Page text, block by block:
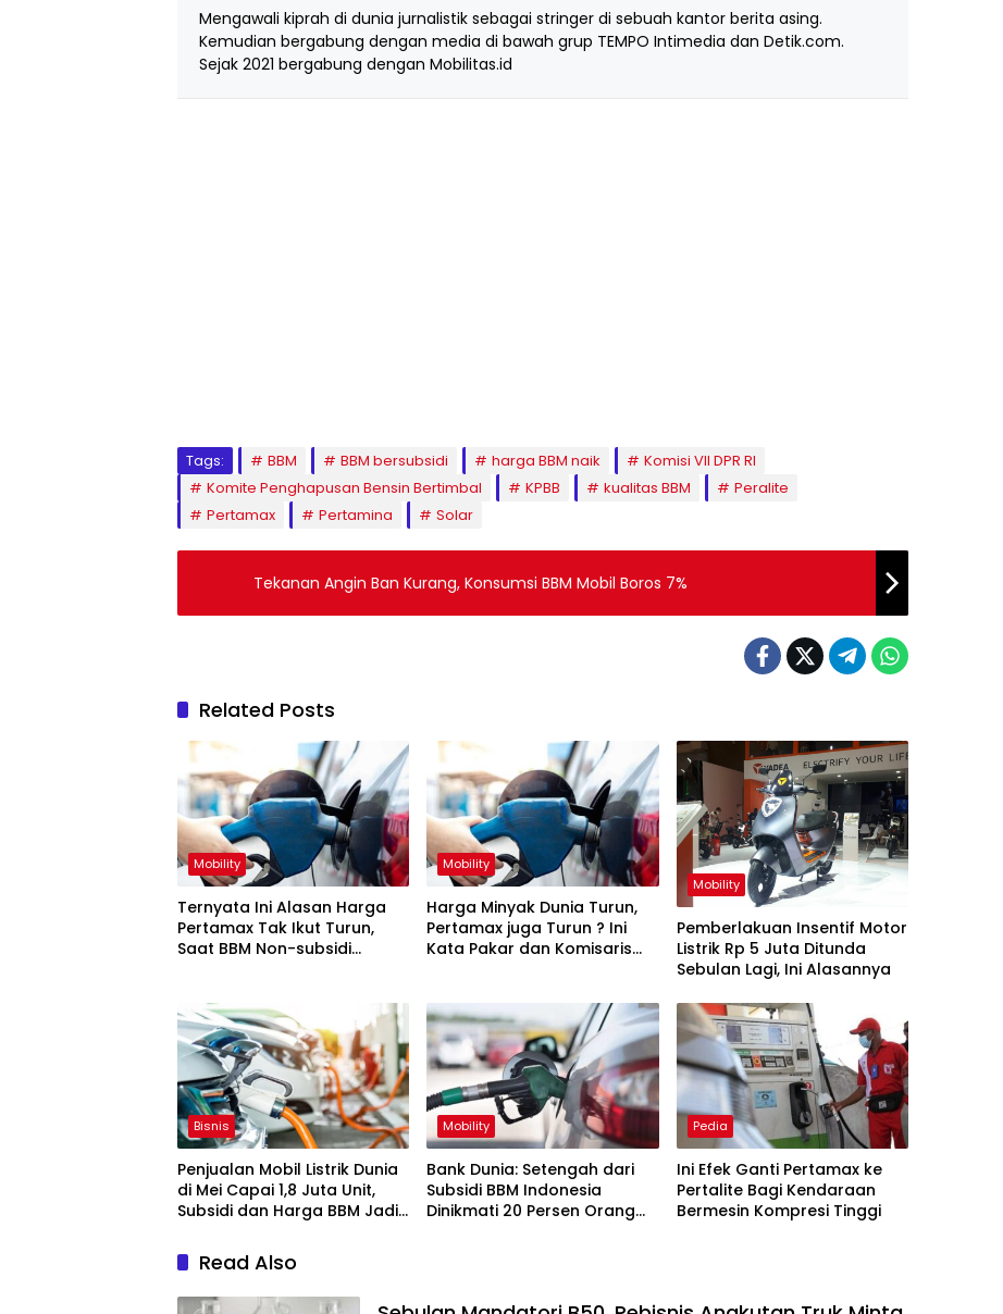
Mengawali kiprah di dunia jurnalistik sebagai stringer di sebuah kantor berita asing.
Kemudian bergabung dengan media di bawah grup TEMPO Intimedia dan Detik.com.
Sejak 2021 bergabung dengan Mobilitas.id
Tags: BBM BBM bersubsidi harga BBM naik
Komisi VII DPR RI
Komite Penghapusan Bensin Bertimbal
KPBB kualitas BBM
Peralite
Pertamax
Pertamina Solar
Tekanan Angin Ban Kurang, Konsumsi BBM Mobil Boros 7%
Related Posts
Mobility
Ternyata Ini Alasan Harga
Pertamax Tak Ikut Turun,
Saat BBM Non-subsidi
Mobility
Harga Minyak Dunia Turun,
Pertamax juga Turun ? Ini
Kata Pakar dan Komisaris
Mobility
Pemberlakuan Insentif Motor
Listrik Rp 5 Juta Ditunda
Sebulan Lagi, Ini Alasannya
Bisnis
Penjualan Mobil Listrik Dunia
di Mei Capai 1,8 Juta Unit,
Subsidi dan Harga BBM Jadi
Mobility
Bank Dunia: Setengah dari
Subsidi BBM Indonesia
Dinikmati 20 Persen Orang
Pedia
Ini Efek Ganti Pertamax ke
Pertalite Bagi Kendaraan
Bermesin Kompresi Tinggi
Read Also